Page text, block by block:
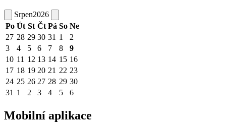
Srpen2026
Po Út St Čt Pá So Ne
27 28 29 30 31 1
2
3
4 5 6 7 8
9
10 11 12 13 14 15 16
17 18 19 20 21 22 23
24 25 26 27 28 29 30
31 1 2 3 4 5 6
Mobilní aplikace